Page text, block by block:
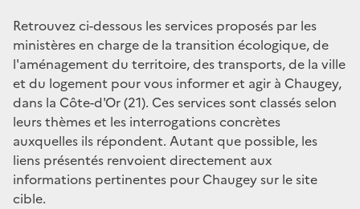
Retrouvez ci-dessous les services proposés par les
ministères en charge de la transition écologique, de
l'aménagement du territoire, des transports, de la ville
et du logement pour vous informer et agir à Chaugey,
dans la Côte-d'Or (21). Ces services sont classés selon
leurs thèmes et les interrogations concrètes
auxquelles ils répondent. Autant que possible, les
liens présentés renvoient directement aux
informations pertinentes pour Chaugey sur le site
cible.